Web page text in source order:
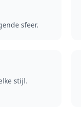
sfeer.
stijl.